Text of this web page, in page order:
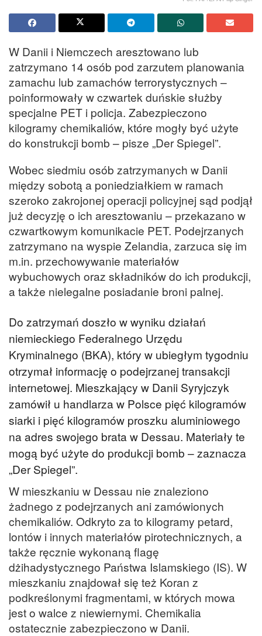
W Danii i Niemczech aresztowano lub
zatrzymano 14 osób pod zarzutem planowania
zamachu lub zamachów terrorystycznych –
poinformowały w czwartek duńskie służby
specjalne PET i policja. Zabezpieczono
kilogramy chemikaliów, które mogły być użyte
do konstrukcji bomb – pisze „Der Spiegel”.
Wobec siedmiu osób zatrzymanych w Danii
między sobotą a poniedziałkiem w ramach
szeroko zakrojonej operacji policyjnej sąd podjął
już decyzję o ich aresztowaniu – przekazano w
czwartkowym komunikacie PET. Podejrzanych
zatrzymano na wyspie Zelandia, zarzuca się im
m.in. przechowywanie materiałów
wybuchowych oraz składników do ich produkcji,
a także nielegalne posiadanie broni palnej.
Do zatrzymań doszło w wyniku działań
niemieckiego Federalnego Urzędu
Kryminalnego (BKA), który w ubiegłym tygodniu
otrzymał informację o podejrzanej transakcji
internetowej. Mieszkający w Danii Syryjczyk
zamówił u handlarza w Polsce pięć kilogramów
siarki i pięć kilogramów proszku aluminiowego
na adres swojego brata w Dessau. Materiały te
mogą być użyte do produkcji bomb – zaznacza
„Der Spiegel”.
W mieszkaniu w Dessau nie znaleziono
żadnego z podejrzanych ani zamówionych
chemikaliów. Odkryto za to kilogramy petard,
lontów i innych materiałów pirotechnicznych, a
także ręcznie wykonaną flagę
dżihadystycznego Państwa Islamskiego (IS). W
mieszkaniu znajdował się też Koran z
podkreślonymi fragmentami, w których mowa
jest o walce z niewiernymi. Chemikalia
ostatecznie zabezpieczono w Danii.